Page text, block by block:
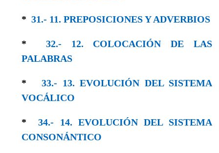
* 31.- 11. PREPOSICIONES Y ADVERBIOS
* 32.- 12. COLOCACIÓN DE LAS
PALABRAS
*33.- 13. EVOLUCIÓN DEL SISTEMA
VOCÁLICO
*34.- 14. EVOLUCIÓN DEL SISTEMA
CONSO­NÁNTICO